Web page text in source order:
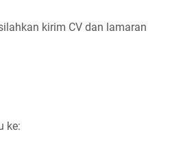
kirim CV dan lamaran
ke: